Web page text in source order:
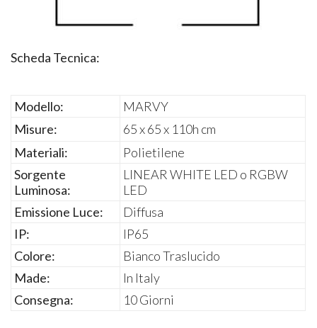
Scheda Tecnica:
Modello:
MARVY
Misure:
65 x 65 x 110h cm
Materiali:
Polietilene
Sorgente
Luminosa:
LINEAR WHITE LED o RGBW
LED
Emissione Luce:
Diffusa
IP:
IP65
Colore:
Bianco Traslucido
Made:
In Italy
Consegna:
10 Giorni